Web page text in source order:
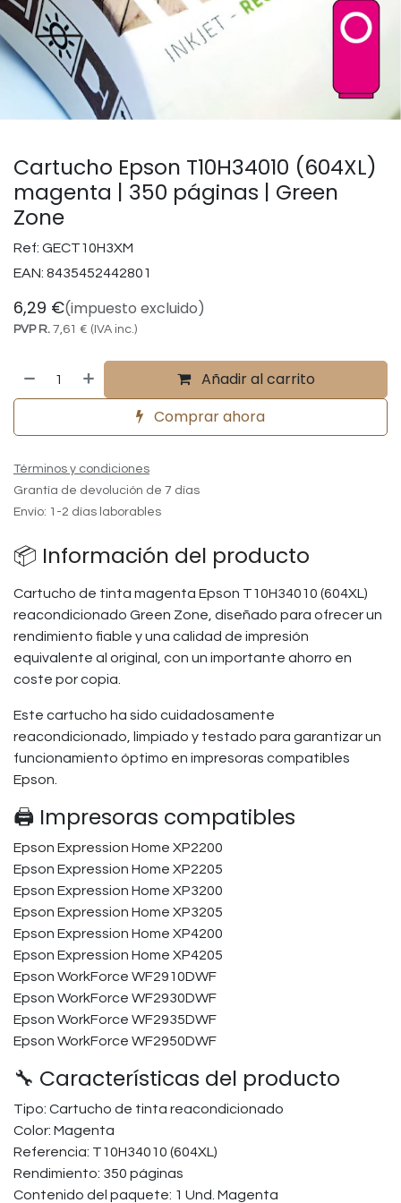
Cartucho Epson T10H34010 (604XL)
magenta | 350 páginas | Green
Zone
Ref: GECT10H3XM
EAN: 8435452442801
6,29 €(impuesto excluido)
PVP R. 7,61 € (IVA inc.)
Añadir al carrito
Comprar ahora
Términos y condiciones
Grantía de devolución de 7 días
Envío: 1-2 días laborables
📦 Información del producto
Cartucho de tinta magenta Epson T10H34010 (604XL)
reacondicionado Green Zone, diseñado para ofrecer un
rendimiento fiable y una calidad de impresión
equivalente al original, con un importante ahorro en
coste por copia.
Este cartucho ha sido cuidadosamente
reacondicionado, limpiado y testado para garantizar un
funcionamiento óptimo en impresoras compatibles
Epson.
🖨️ Impresoras compatibles
Epson Expression Home XP2200
Epson Expression Home XP2205
Epson Expression Home XP3200
Epson Expression Home XP3205
Epson Expression Home XP4200
Epson Expression Home XP4205
Epson WorkForce WF2910DWF
Epson WorkForce WF2930DWF
Epson WorkForce WF2935DWF
Epson WorkForce WF2950DWF
🔧 Características del producto
Tipo: Cartucho de tinta reacondicionado
Color: Magenta
Referencia: T10H34010 (604XL)
Rendimiento: 350 páginas
Contenido del paquete: 1 Und. Magenta